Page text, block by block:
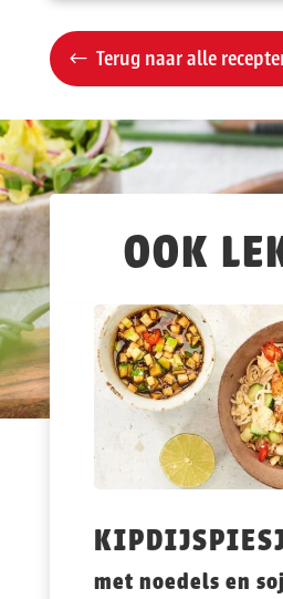
Terug naar alle
OOK
met noedels en